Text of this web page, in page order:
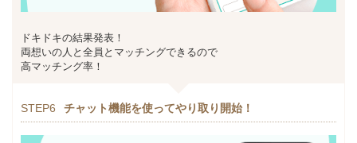
ドキドキの結果発表！
両想いの人と全員とマッチングできるので
高マッチング率！
STEP6 チャット機能を使ってやり取り開始！